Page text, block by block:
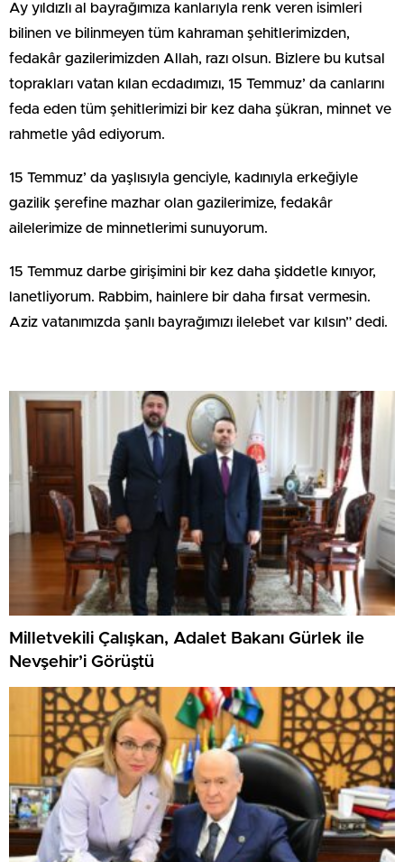
Ay yıldızlı al bayrağımıza kanlarıyla renk veren isimleri
bilinen ve bilinmeyen tüm kahraman şehitlerimizden,
fedakâr gazilerimizden Allah, razı olsun. Bizlere bu kutsal
toprakları vatan kılan ecdadımızı, 15 Temmuz’ da canlarını
feda eden tüm şehitlerimizi bir kez daha şükran, minnet ve
rahmetle yâd ediyorum.
15 Temmuz’ da yaşlısıyla genciyle, kadınıyla erkeğiyle
gazilik şerefine mazhar olan gazilerimize, fedakâr
ailelerimize de minnetlerimi sunuyorum.
15 Temmuz darbe girişimini bir kez daha şiddetle kınıyor,
lanetliyorum. Rabbim, hainlere bir daha fırsat vermesin.
Aziz vatanımızda şanlı bayrağımızı ilelebet var kılsın” dedi.
Milletvekili Çalışkan, Adalet Bakanı Gürlek ile
Nevşehir’i Görüştü